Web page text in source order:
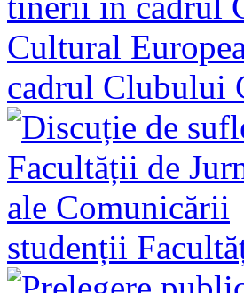
cadrul Clubului
studenții